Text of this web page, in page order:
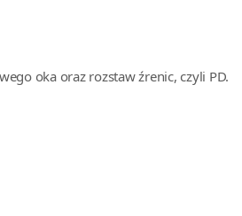
oka oraz rozstaw źrenic, czyli PD.